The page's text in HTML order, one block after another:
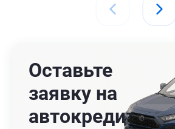
Оставьте
заявку на
автокредит